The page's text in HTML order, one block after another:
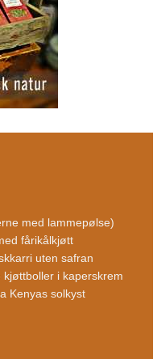
med lammepølse)
fårikålkjøtt
uten safran
i kaperskrem
Kenyas solkyst